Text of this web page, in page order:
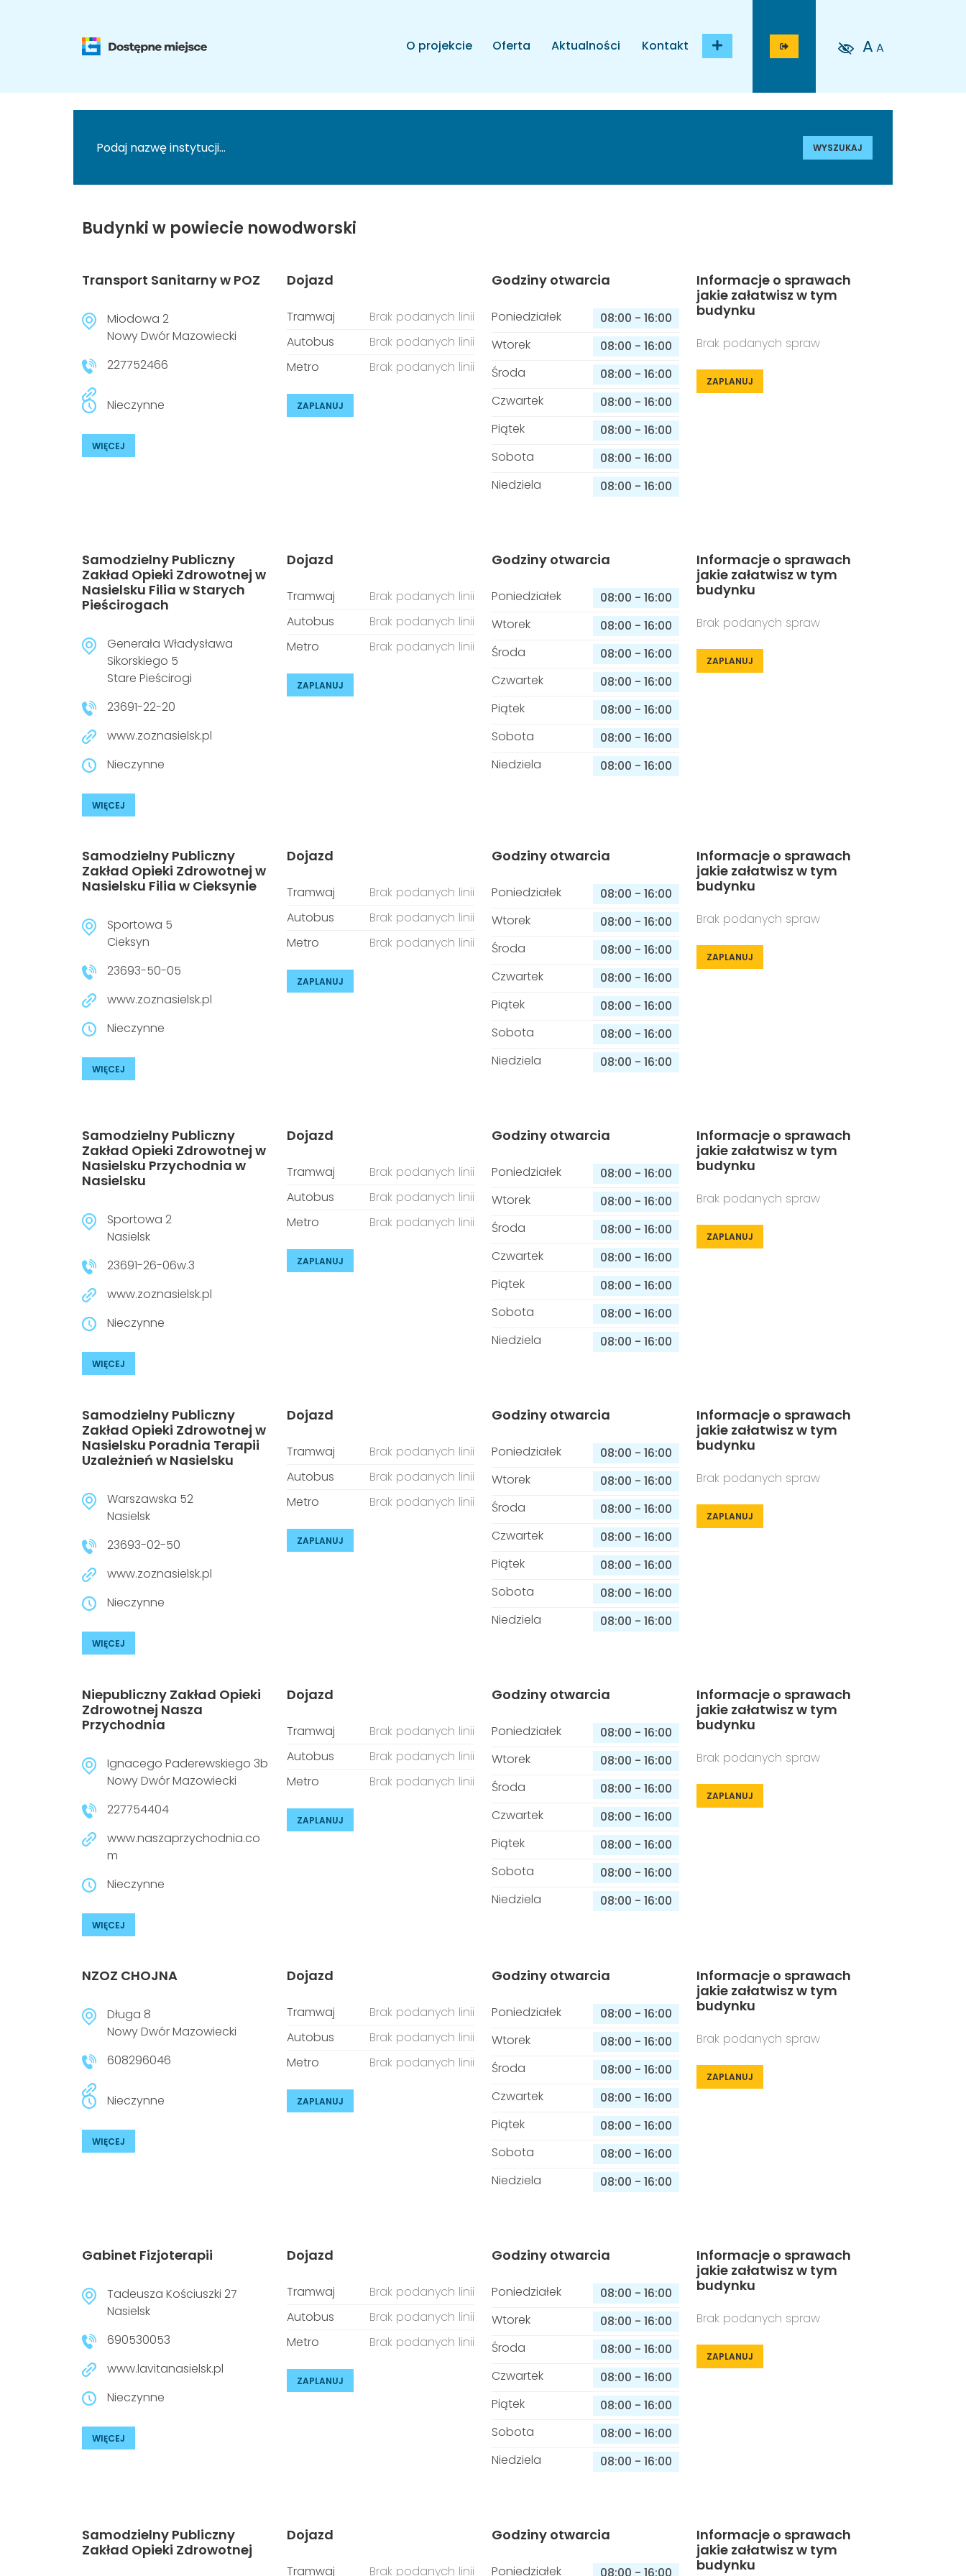
O projekcie Oferta Aktualności Kontakt A A
WYSZUKAJ
Budynki w powiecie nowodworski
Transport Sanitarny w POZ
Miodowa 2
Nowy Dwór Mazowiecki
227752466
Nieczynne
WIĘCEJ
Dojazd
Tramwaj
Brak podanych linii
Autobus
Brak podanych linii
Metro
Brak podanych linii
ZAPLANUJ
Godziny otwarcia
Poniedziałek 08:00 - 16:00
Wtorek
08:00 - 16:00
Środa
08:00 - 16:00
Czwartek
08:00 - 16:00
Piątek
08:00 - 16:00
Sobota
08:00 - 16:00
Niedziela
08:00 - 16:00
Informacje o sprawach
jakie załatwisz w tym
budynku
Brak podanych spraw
ZAPLANUJ
Samodzielny Publiczny
Zakład Opieki Zdrowotnej w
Nasielsku Filia w Starych
Pieścirogach
Generała Władysława
Sikorskiego 5
Stare Pieścirogi
23691-22-20
www.zoznasielsk.pl
Nieczynne
WIĘCEJ
Dojazd
Tramwaj
Brak podanych linii
Autobus
Brak podanych linii
Metro
Brak podanych linii
ZAPLANUJ
Godziny otwarcia
Poniedziałek 08:00 - 16:00
Wtorek
08:00 - 16:00
Środa
08:00 - 16:00
Czwartek
08:00 - 16:00
Piątek
08:00 - 16:00
Sobota
08:00 - 16:00
Niedziela
08:00 - 16:00
Informacje o sprawach
jakie załatwisz w tym
budynku
Brak podanych spraw
ZAPLANUJ
Samodzielny Publiczny
Zakład Opieki Zdrowotnej w
Nasielsku Filia w Cieksynie
Sportowa 5
Cieksyn
23693-50-05
www.zoznasielsk.pl
Nieczynne
WIĘCEJ
Dojazd
Tramwaj
Brak podanych linii
Autobus
Brak podanych linii
Metro
Brak podanych linii
ZAPLANUJ
Godziny otwarcia
Poniedziałek 08:00 - 16:00
Wtorek
08:00 - 16:00
Środa
08:00 - 16:00
Czwartek
08:00 - 16:00
Piątek
08:00 - 16:00
Sobota
08:00 - 16:00
Niedziela
08:00 - 16:00
Informacje o sprawach
jakie załatwisz w tym
budynku
Brak podanych spraw
ZAPLANUJ
Samodzielny Publiczny
Zakład Opieki Zdrowotnej w
Nasielsku Przychodnia w
Nasielsku
Sportowa 2
Nasielsk
23691-26-06w.3
www.zoznasielsk.pl
Nieczynne
WIĘCEJ
Dojazd
Tramwaj
Brak podanych linii
Autobus
Brak podanych linii
Metro
Brak podanych linii
ZAPLANUJ
Godziny otwarcia
Poniedziałek 08:00 - 16:00
Wtorek
08:00 - 16:00
Środa
08:00 - 16:00
Czwartek
08:00 - 16:00
Piątek
08:00 - 16:00
Sobota
08:00 - 16:00
Niedziela
08:00 - 16:00
Informacje o sprawach
jakie załatwisz w tym
budynku
Brak podanych spraw
ZAPLANUJ
Samodzielny Publiczny
Zakład Opieki Zdrowotnej w
Nasielsku Poradnia Terapii
Uzależnień w Nasielsku
Warszawska 52
Nasielsk
23693-02-50
www.zoznasielsk.pl
Nieczynne
WIĘCEJ
Dojazd
Tramwaj
Brak podanych linii
Autobus
Brak podanych linii
Metro
Brak podanych linii
ZAPLANUJ
Godziny otwarcia
Poniedziałek 08:00 - 16:00
Wtorek
08:00 - 16:00
Środa
08:00 - 16:00
Czwartek
08:00 - 16:00
Piątek
08:00 - 16:00
Sobota
08:00 - 16:00
Niedziela
08:00 - 16:00
Informacje o sprawach
jakie załatwisz w tym
budynku
Brak podanych spraw
ZAPLANUJ
Niepubliczny Zakład Opieki
Zdrowotnej Nasza
Przychodnia
Ignacego Paderewskiego 3b
Nowy Dwór Mazowiecki
227754404
www.naszaprzychodnia.co
m
Nieczynne
WIĘCEJ
Dojazd
Tramwaj
Brak podanych linii
Autobus
Brak podanych linii
Metro
Brak podanych linii
ZAPLANUJ
Godziny otwarcia
Poniedziałek 08:00 - 16:00
Wtorek
08:00 - 16:00
Środa
08:00 - 16:00
Czwartek
08:00 - 16:00
Piątek
08:00 - 16:00
Sobota
08:00 - 16:00
Niedziela
08:00 - 16:00
Informacje o sprawach
jakie załatwisz w tym
budynku
Brak podanych spraw
ZAPLANUJ
NZOZ CHOJNA
Długa 8
Nowy Dwór Mazowiecki
608296046
Nieczynne
WIĘCEJ
Dojazd
Tramwaj
Brak podanych linii
Autobus
Brak podanych linii
Metro
Brak podanych linii
ZAPLANUJ
Godziny otwarcia
Poniedziałek 08:00 - 16:00
Wtorek
08:00 - 16:00
Środa
08:00 - 16:00
Czwartek
08:00 - 16:00
Piątek
08:00 - 16:00
Sobota
08:00 - 16:00
Niedziela
08:00 - 16:00
Informacje o sprawach
jakie załatwisz w tym
budynku
Brak podanych spraw
ZAPLANUJ
Gabinet Fizjoterapii
Tadeusza Kościuszki 27
Nasielsk
690530053
www.lavitanasielsk.pl
Nieczynne
WIĘCEJ
Dojazd
Tramwaj
Brak podanych linii
Autobus
Brak podanych linii
Metro
Brak podanych linii
ZAPLANUJ
Godziny otwarcia
Poniedziałek 08:00 - 16:00
Wtorek
08:00 - 16:00
Środa
08:00 - 16:00
Czwartek
08:00 - 16:00
Piątek
08:00 - 16:00
Sobota
08:00 - 16:00
Niedziela
08:00 - 16:00
Informacje o sprawach
jakie załatwisz w tym
budynku
Brak podanych spraw
ZAPLANUJ
Samodzielny Publiczny
Zakład Opieki Zdrowotnej
Dojazd
Tramwaj Brak podanych linii
Godziny otwarcia
Poniedziałek
Informacje o sprawach
jakie załatwisz w tym
budynku